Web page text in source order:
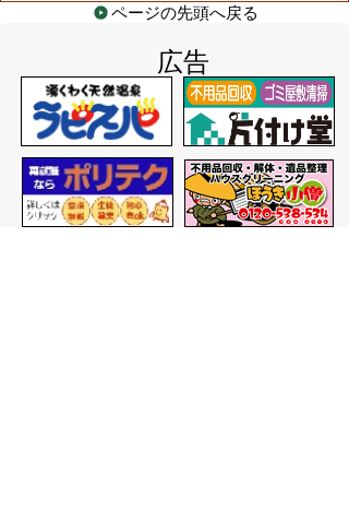
ページの先頭へ戻る
広告